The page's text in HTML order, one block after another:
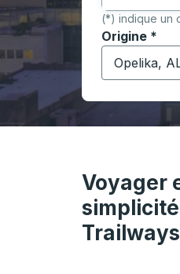
(*) indique un
Origine *
Voyager
Trailways